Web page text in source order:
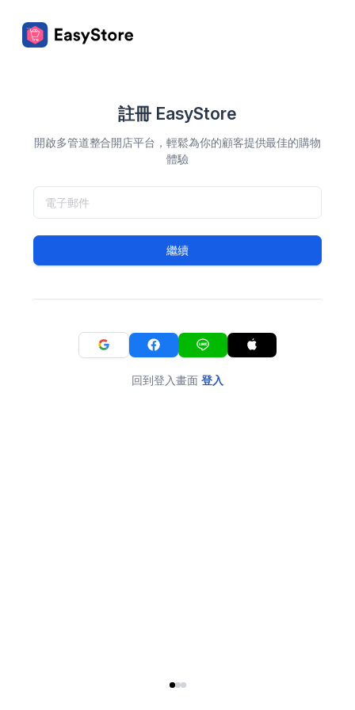
註冊 EasyStore
開啟多管道整合開店平台，輕鬆為你的顧客提供最佳的購物
體驗
繼續
回到登入畫面 登入